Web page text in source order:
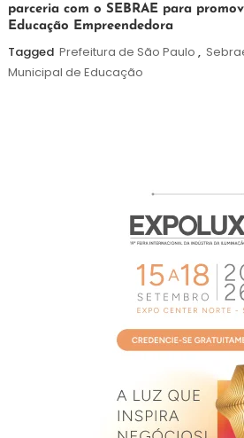
de
agosto
de
2026
parceria com o SEBRAE para
Educação Empreendedora
Tagged Prefeitura de São Paulo ,
Municipal de Educação